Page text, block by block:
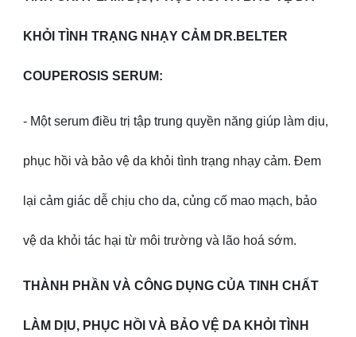
KHỎI TÌNH TRẠNG NHẠY CẢM DR.BELTER
COUPEROSIS SERUM:
- Một serum điều trị tập trung quyền năng giúp làm dịu,
phục hồi và bảo vệ da khỏi tình trạng nhạy cảm. Đem
lại cảm giác dễ chịu cho da, củng cố mao mạch, bảo
vệ da khỏi tác hại từ môi trường và lão hoá sớm.
THÀNH PHẦN VÀ CÔNG DỤNG CỦA TINH CHẤT
LÀM DỊU, PHỤC HỒI VÀ BẢO VỆ DA KHỎI TÌNH